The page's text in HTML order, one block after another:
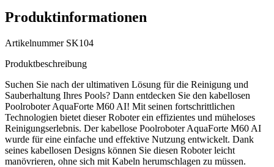
Produktinformationen
Artikelnummer SK104
Produktbeschreibung
Suchen Sie nach der ultimativen Lösung für die Reinigung und
Sauberhaltung Ihres Pools? Dann entdecken Sie den kabellosen
Poolroboter AquaForte M60 AI! Mit seinen fortschrittlichen
Technologien bietet dieser Roboter ein effizientes und müheloses
Reinigungserlebnis. Der kabellose Poolroboter AquaForte M60 AI
wurde für eine einfache und effektive Nutzung entwickelt. Dank
seines kabellosen Designs können Sie diesen Roboter leicht
manövrieren, ohne sich mit Kabeln herumschlagen zu müssen.